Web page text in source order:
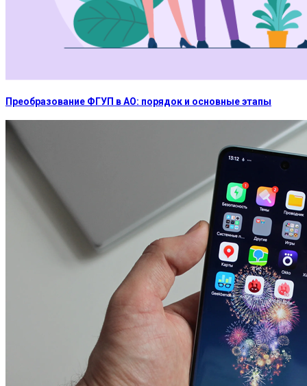
Преобразование ФГУП в АО: порядок и основные этапы